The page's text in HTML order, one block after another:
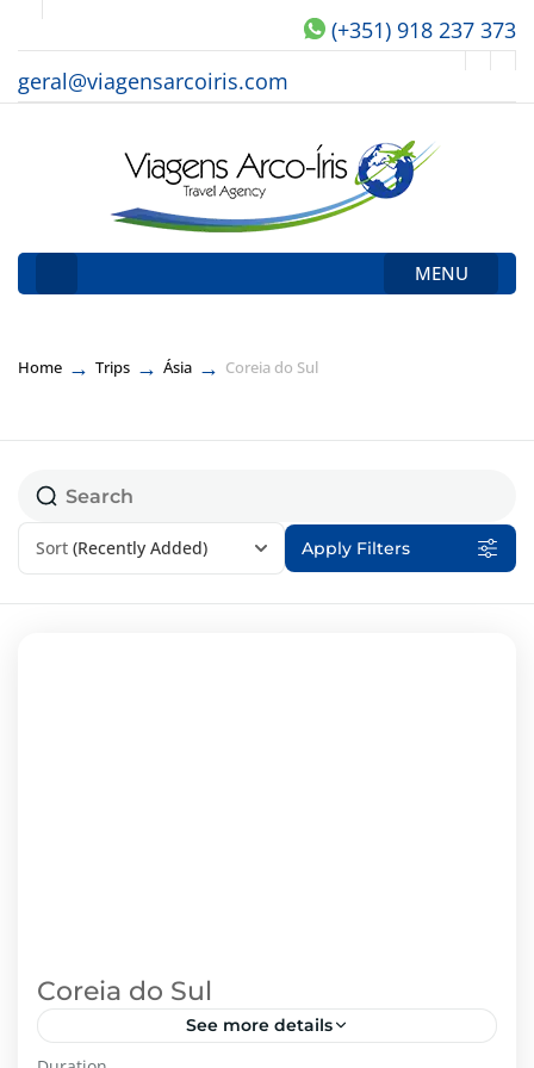
(+351) 918 237 373
geral@viagensarcoiris.com
MENU
Home → Trips → Ásia → Coreia do Sul
Sort (Recently Added) Apply Filters
Coreia do Sul
See more details